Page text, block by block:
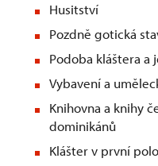
Husitství
Pozdně gotická
Podoba kláštera
Vybavení a
Knihovna a knihy
dominikánů
Klášter v první